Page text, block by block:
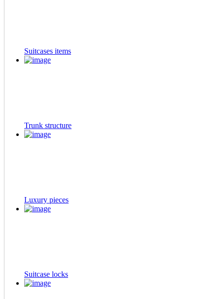
Suitcases items
Trunk structure
Luxury pieces
Suitcase locks